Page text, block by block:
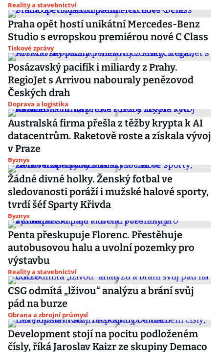
Reality a stavebnictví
Praha opět hostí unikátní Mercedes-Benz
Studio s evropskou premiérou nové C Class
Tiskové zprávy
Posázavský pacifik i miliardy z Prahy.
RegioJet s Arrivou nabouraly penězovod
Českých drah
Doprava a logistika
Australská firma přešla z těžby krypta k AI
datacentrům. Raketově roste a získala vývoj
v Praze
Byznys
Žádné divné holky. Ženský fotbal ve
sledovanosti poráží i mužské halové sporty,
tvrdí šéf Sparty Křivda
Byznys
Penta přeskupuje Florenc. Přestěhuje
autobusovou halu a uvolní pozemky pro
výstavbu
Reality a stavebnictví
CSG odmítá „lživou“ analýzu a brání svůj
pád na burze
Obrana a zbrojní průmysl
Development stojí na pocitu podloženém
čísly, říká Jaroslav Kaizr ze skupiny Demaco